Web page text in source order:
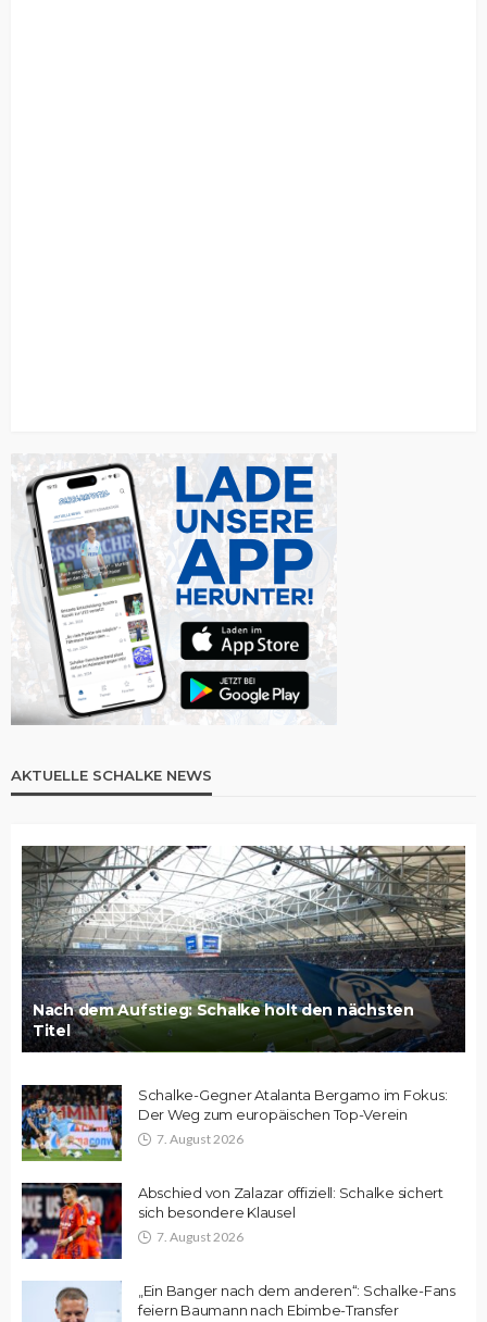
AKTUELLE SCHALKE NEWS
Nach dem Aufstieg: Schalke holt den nächsten
Titel
Schalke-Gegner Atalanta Bergamo im Fokus:
Der Weg zum europäischen Top-Verein
7. August 2026
Abschied von Zalazar offiziell: Schalke sichert
sich besondere Klausel
7. August 2026
„Ein Banger nach dem anderen“: Schalke-Fans
feiern Baumann nach Ebimbe-Transfer